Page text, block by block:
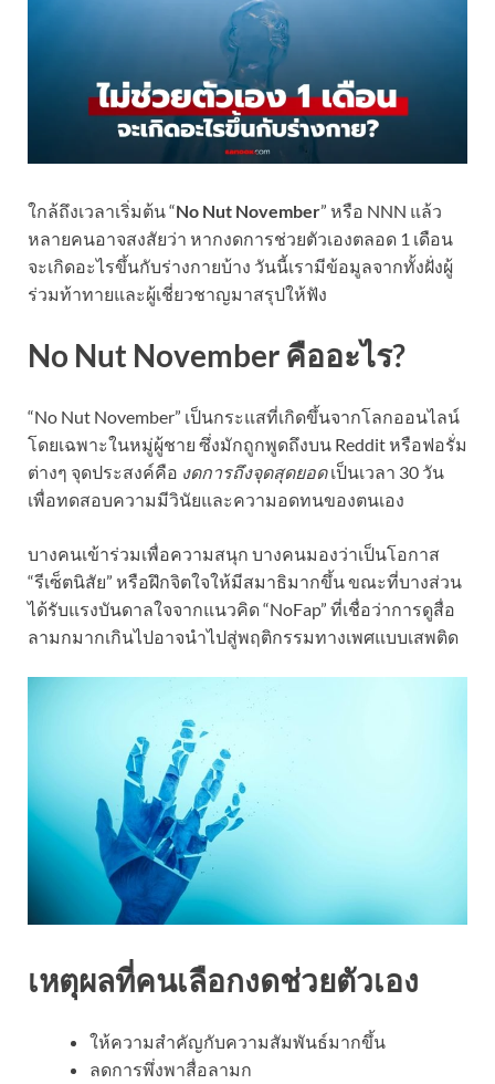
ใกล้ถึงเวลาเริ่มต้น “No Nut November” หรือ NNN แล้ว
หลายคนอาจสงสัยว่า หากงดการช่วยตัวเองตลอด 1 เดือน
จะเกิดอะไรขึ้นกับร่างกายบ้าง วันนี้เรามีข้อมูลจากทั้งฝั่งผู้
ร่วมท้าทายและผู้เชี่ยวชาญมาสรุปให้ฟัง
No Nut November คืออะไร?
“No Nut November” เป็นกระแสที่เกิดขึ้นจากโลกออนไลน์
โดยเฉพาะในหมู่ผู้ชาย ซึ่งมักถูกพูดถึงบน Reddit หรือฟอรั่ม
ต่างๆ จุดประสงค์คือ งดการถึงจุดสุดยอดเป็นเวลา 30 วัน
เพื่อทดสอบความมีวินัยและความอดทนของตนเอง
บางคนเข้าร่วมเพื่อความสนุก บางคนมองว่าเป็นโอกาส
“รีเซ็ตนิสัย” หรือฝึกจิตใจให้มีสมาธิมากขึ้น ขณะที่บางส่วน
ได้รับแรงบันดาลใจจากแนวคิด “NoFap” ที่เชื่อว่าการดูสื่อ
ลามกมากเกินไปอาจนำไปสู่พฤติกรรมทางเพศแบบเสพติด
เหตุผลที่คนเลือกงดช่วยตัวเอง
ให้ความสำคัญกับความสัมพันธ์มากขึ้น
ลดการพึ่งพาสื่อลามก